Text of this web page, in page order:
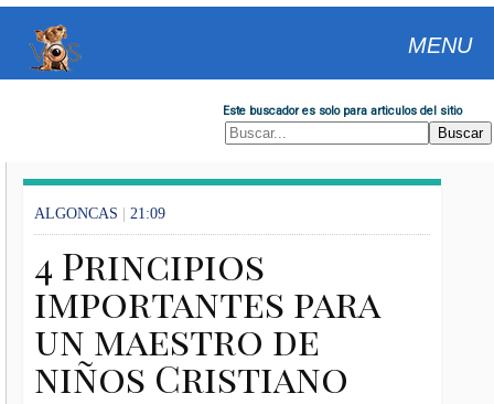
MENU
Este buscador es solo para articulos del sitio
ALGONCAS | 21:09
4 Principios
importantes para
un maestro de
niños Cristiano